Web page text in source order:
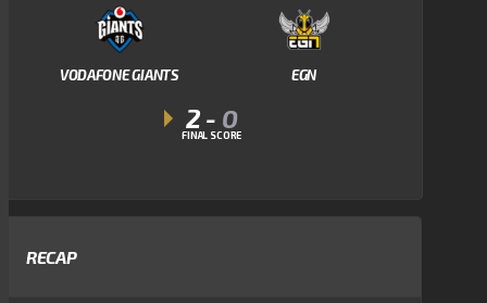
VODAFONE GIANTS EGN
2 - 0
FINAL SCORE
RECAP